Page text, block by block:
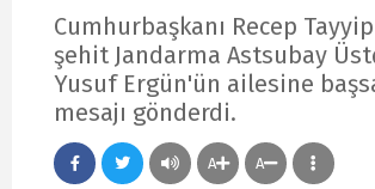
Cumhurbaşkanı Recep
şehit Jandarma Astsubay
Yusuf Ergün'ün ailesine
mesajı gönderdi.
A A